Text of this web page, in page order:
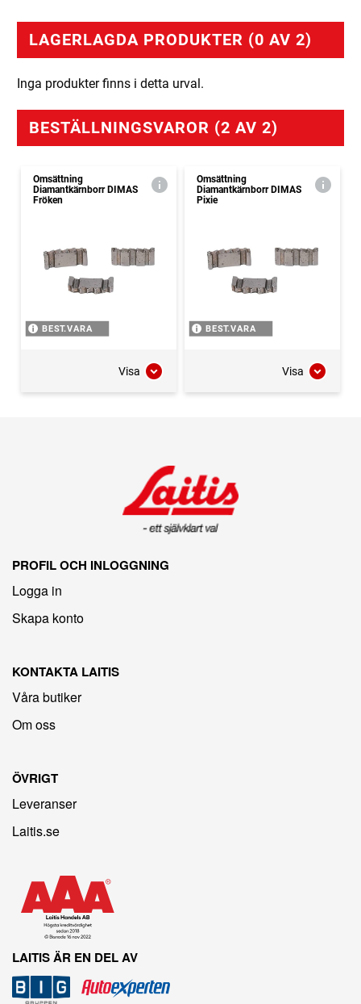
LAGERLAGDA PRODUKTER (0 AV 2)
Inga produkter finns i detta urval.
BESTÄLLNINGSVAROR (2 AV 2)
Omsättning
Diamantkärnborr DIMAS
Fröken
BEST.VARA
Visa
Omsättning
Diamantkärnborr DIMAS
Pixie
BEST.VARA
Visa
PROFIL OCH INLOGGNING
Logga in
Skapa konto
KONTAKTA LAITIS
Våra butiker
Om oss
ÖVRIGT
Leveranser
Laitis.se
LAITIS ÄR EN DEL AV